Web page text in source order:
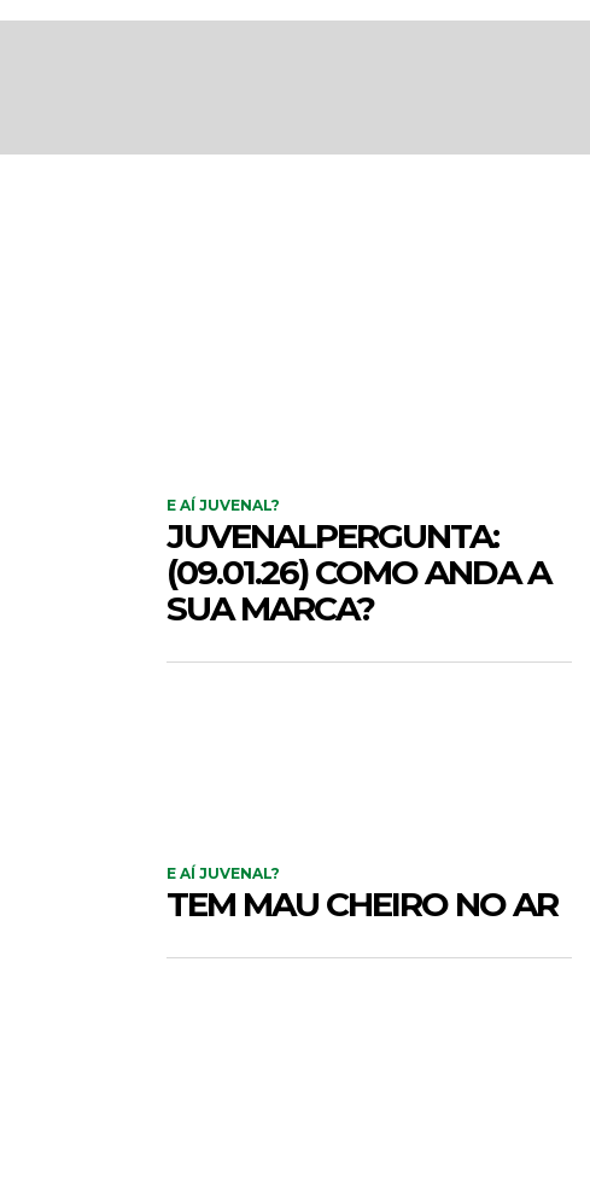
E AÍ JUVENAL?
JUVENALPERGUNTA:
(09.01.26) COMO ANDA A
SUA MARCA?
E AÍ JUVENAL?
TEM MAU CHEIRO NO AR